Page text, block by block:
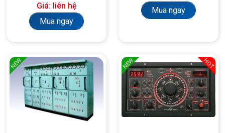
Giá: liên hệ
Mua ngay
Mua ngay
NEW NEW HOT